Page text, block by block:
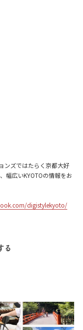
ンズではたらく京都大好
幅広いKYOTOの情報をお
digistylekyoto/
る